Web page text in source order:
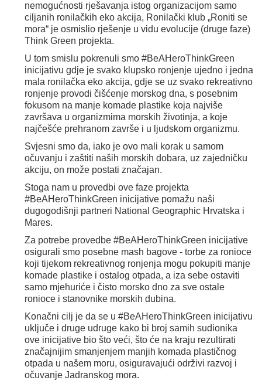
nemogućnosti rješavanja istog organizacijom samo
ciljanih ronilačkih eko akcija, Ronilački klub „Roniti se
mora“ je osmislio rješenje u vidu evolucije (druge faze)
Think Green projekta.
U tom smislu pokrenuli smo #BeAHeroThinkGreen
inicijativu gdje je svako klupsko ronjenje ujedno i jedna
mala ronilačka eko akcija, gdje se uz svako rekreativno
ronjenje provodi čišćenje morskog dna, s posebnim
fokusom na manje komade plastike koja najviše
završava u organizmima morskih životinja, a koje
najčešće prehranom završe i u ljudskom organizmu.
Svjesni smo da, iako je ovo mali korak u samom
očuvanju i zaštiti naših morskih dobara, uz zajedničku
akciju, on može postati značajan.
Stoga nam u provedbi ove faze projekta
#BeAHeroThinkGreen inicijative pomažu naši
dugogodišnji partneri National Geographic Hrvatska i
Mares.
Za potrebe provedbe #BeAHeroThinkGreen inicijative
osigurali smo posebne mash bagove - torbe za ronioce
koji tijekom rekreativnog ronjenja mogu pokupiti manje
komade plastike i ostalog otpada, a iza sebe ostaviti
samo mjehuriće i čisto morsko dno za sve ostale
ronioce i stanovnike morskih dubina.
Konačni cilj je da se u #BeAHeroThinkGreen inicijativu
uključe i druge udruge kako bi broj samih sudionika
ove inicijative bio što veći, što će na kraju rezultirati
značajnijim smanjenjem manjih komada plastičnog
otpada u našem moru, osiguravajući održivi razvoj i
očuvanje Jadranskog mora.